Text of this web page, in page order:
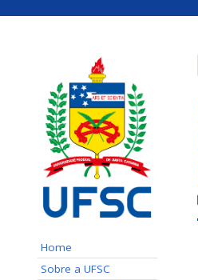
Home
Sobre a UFSC